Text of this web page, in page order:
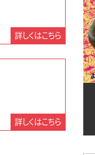
詳しくはこちら
詳しくはこちら